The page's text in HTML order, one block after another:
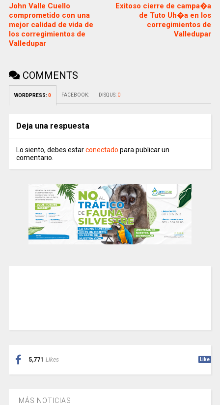
John Valle Cuello
comprometido con una
mejor calidad de vida de
los corregimientos de
Valledupar
Exitoso cierre de campa�a
de Tuto Uh�a en los
corregimientos de
Valledupar
COMMENTS
WORDPRESS: 0 FACEBOOK: DISQUS: 0
Deja una respuesta
Lo siento, debes estarconectado para publicar un
comentario.
5,771 Likes Like
MÁS NOTICIAS